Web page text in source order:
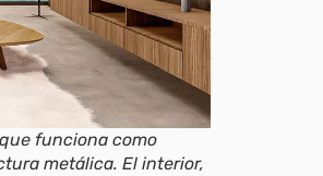
funciona como
metálica. El interior,